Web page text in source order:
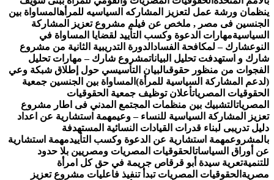
ورشة عمل لتعزيز المشاركه السياسيه للمرأه المساواة بين
فى مصر , ملخص عن فيلم مشروع تعزيز المشاركة
مهارات الدعوة وكسب التأييد لقضايا المساواة في
شارك – لمكافحة الفسادالدورة التدريبية الثانية من مشروع
و استهدفت تحليل البياناتمشروع شارك – مهارات تحليل
من منظور حقوقىالبيان التأسيسي حول إطلاق شبكة وعي
المشاركة السياسية للمرأة)المساواة بين الجنسين جمعية
المصرياتأعلان توظيف جمعية الحقوقيات
التشبيك بين منظمات المجتمع المدني فى اطار مشروع
المشاركة السياسية للنساء – وعيمهمة استشارية عن اعداد
تدريبى لبناء قدرات القيادات النسائية المستهدفة
مهمة استشارية عن الدعوة وكسب التأييدمهمة استشارية
أوراق السياساتالحقوقيات المصريات ومصريين بلا حدود
تعرية سيدة أبو قرقاص جريمة في حق كل امرأة
الحقوقيات المصريات تبدأ تنفيذ فاعليات مشروع تعزيز